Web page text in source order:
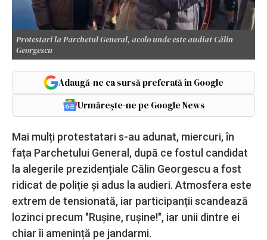
Protestari la Parchetul General, acolo unde este audiat Călin
Georgescu
Adaugă-ne ca sursă preferată în Google
Urmărește-ne pe Google News
Mai mulți protestatari s-au adunat, miercuri, în
fața Parchetului General, după ce fostul candidat
la alegerile prezidențiale Călin Georgescu a fost
ridicat de poliție și adus la audieri. Atmosfera este
extrem de tensionată, iar participanții scandează
lozinci precum "Ruşine, ruşine!", iar unii dintre ei
chiar îi amenință pe jandarmi.